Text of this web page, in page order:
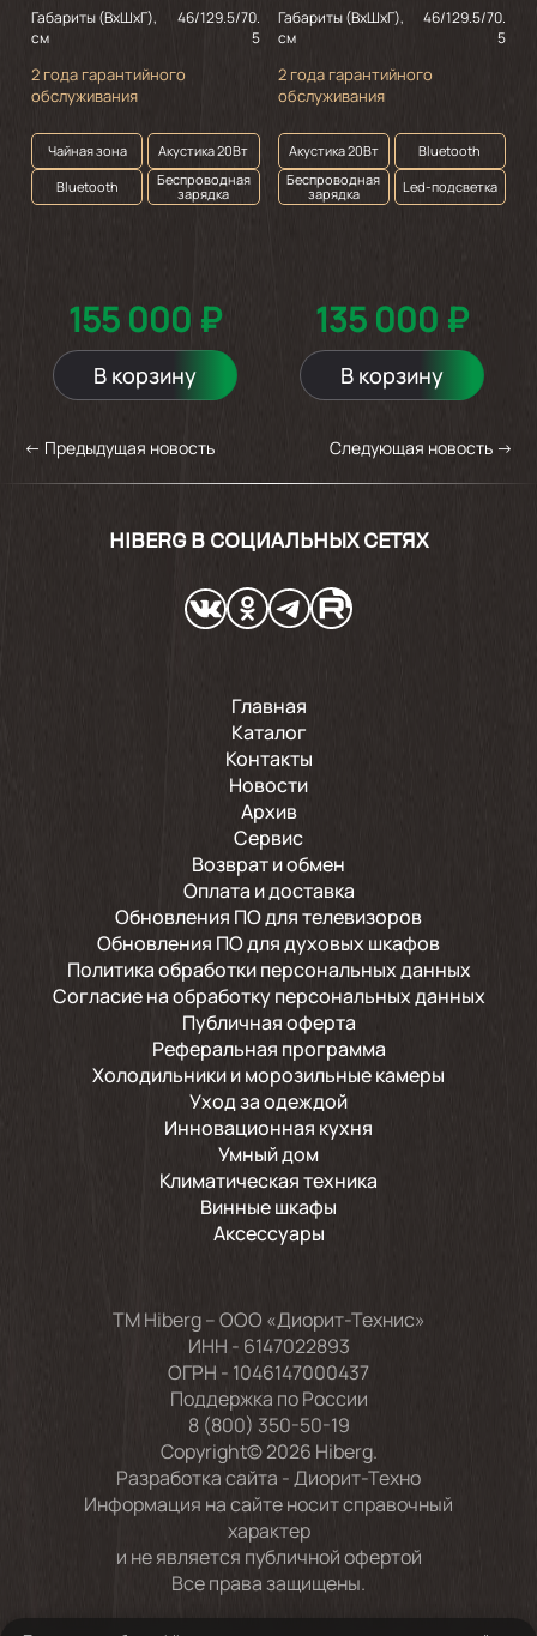
Габариты (ВхШхГ),
см
46/129.5/70.
5
2 года гарантийного
обслуживания
Чайная зона
Акустика 20Вт
Bluetooth
Беспроводная
зарядка
155 000 ₽
В корзину
Габариты (ВхШхГ),
см
46/129.5/70.
5
2 года гарантийного
обслуживания
Акустика 20Вт
Bluetooth
Беспроводная
зарядка
Led-подсветка
135 000 ₽
В корзину
← Предыдущая новость Следующая новость →
HIBERG В СОЦИАЛЬНЫХ СЕТЯХ
Главная
Каталог
Контакты
Новости
Архив
Сервис
Возврат и обмен
Оплата и доставка
Обновления ПО для телевизоров
Обновления ПО для духовых шкафов
Политика обработки персональных данных
Согласие на обработку персональных данных
Публичная оферта
Реферальная программа
Холодильники и морозильные камеры
Уход за одеждой
Инновационная кухня
Умный дом
Климатическая техника
Винные шкафы
Аксессуары
TM Hiberg – ООО «Диорит-Технис»
ИНН - 6147022893
ОГРН - 1046147000437
Поддержка по России
8 (800) 350-50-19
Copyright© 2026 Hiberg.
Разработка сайта -Диорит-Техно
Информация на сайте носит справочный
характер
и не является публичной офертой
Все права защищены.